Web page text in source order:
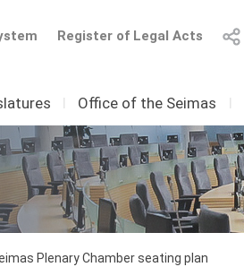
Register of Legal Acts
I Office of the Seimas I
Plenary Chamber seating plan